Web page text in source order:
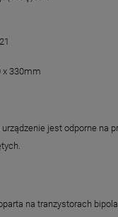
x 330mm
jest odporne na
na tranzystorach